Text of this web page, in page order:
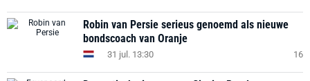
Robin van Persie serieus genoemd als nieuwe
bondscoach van Oranje
31 jul. 13:30 16